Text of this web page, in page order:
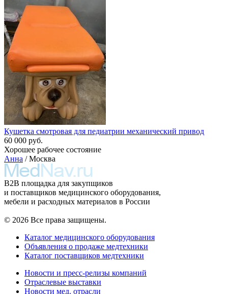
Кушетка смотровая для педиатрии механический привод
60 000 руб.
Хорошее рабочее состояние
Анна / Москва
B2B площадка для закупщиков
и поставщиков медицинского оборудования,
мебели и расходных материалов в России
© 2026 Все права защищены.
Каталог медицинского оборудования
Объявления о продаже медтехники
Каталог поставщиков медтехники
Новости и пресс-релизы компаний
Отраслевые выставки
Новости мед. отрасли